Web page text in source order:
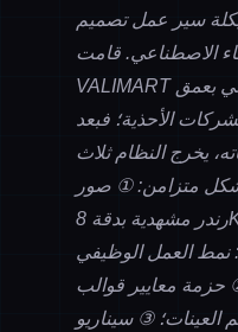
سير عمل تصميم
الاصطناعي. قامت
VALIMART بدمج قدرات الذكاء الاصطناعي بعمق
الأحذية؛ فبعد
يخرج النظام ثلاث
متزامن: ① صور
رندر مشهدية بدقة 8K لصفحات تفاصيل التجارة
نمط العمل الوظيفي
② حزمة معايير قوالب
العينات؛ ③ سيناريو